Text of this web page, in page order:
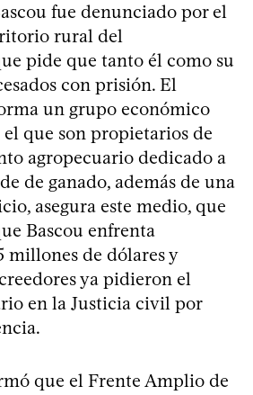
fue denunciado por el
rural del
pide que tanto él como su
con prisión. El
un grupo económico
que son propietarios de
agropecuario dedicado a
de ganado, además de una
asegura este medio, que
Bascou enfrenta
millones de dólares y
ya pidieron el
en la Justicia civil por
que el Frente Amplio de